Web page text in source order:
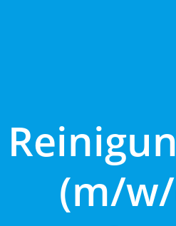
(m/